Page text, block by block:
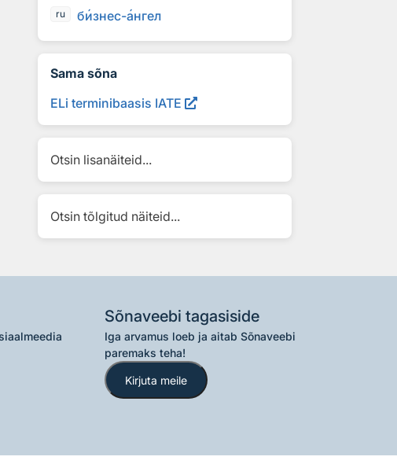
ru бизнес-ангел
Sama sõna
ELi terminibaasis IATE
Otsin lisanäiteid...
Otsin tõlgitud näiteid...
Sõnaveebi tagasiside
Iga arvamus loeb ja aitab Sõnaveebi
paremaks teha!
Kirjuta meile